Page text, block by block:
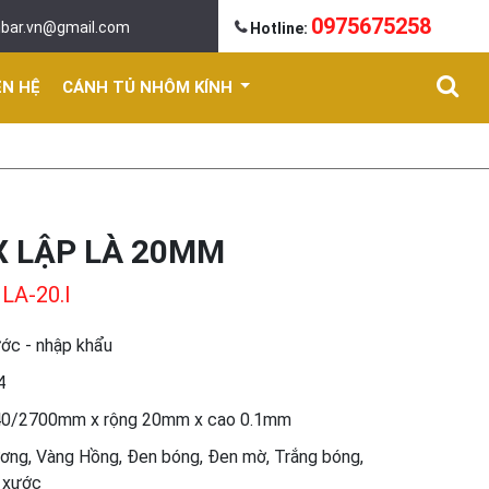
Hotline: 0975675258
HỆ CÁNH TỦ NHÔM KÍNH
LẬP LÀ 20MM
20.I
- nhập khẩu
2700mm x rộng 20mm x cao 0.1mm
Vàng Hồng, Đen bóng, Đen mờ, Trắng bóng,
xước